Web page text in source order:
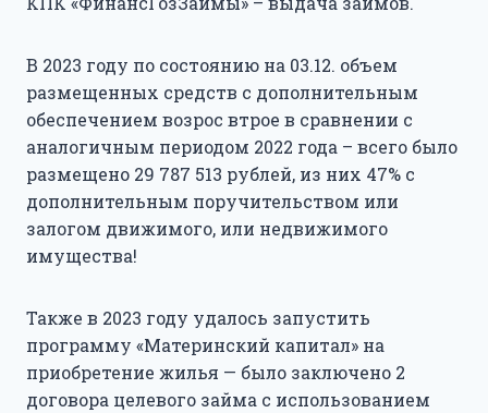
В 2023 году по состоянию на 03.12. объем
размещенных средств с дополнительным
обеспечением возрос втрое в сравнении с
аналогичным периодом 2022 года – всего было
размещено 29 787 513 рублей, из них 47% с
дополнительным поручительством или
залогом движимого, или недвижимого
имущества!
Также в 2023 году удалось запустить
программу «Материнский капитал» на
приобретение жилья — было заключено 2
договора целевого займа с использованием